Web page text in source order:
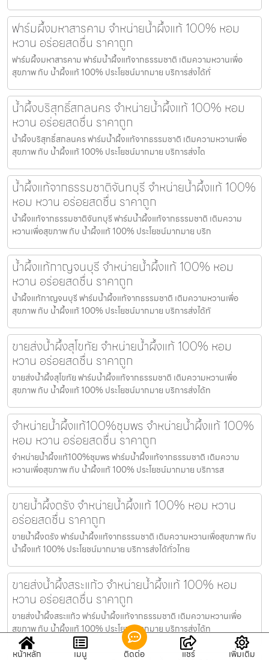
ฟาร์มผึ้งมหาสารคาม จำหน่ายน้ำผึ้งแท้ 100% หอม
หวาน อร่อยสดชื่น ราคาถูก
ฟาร์มผึ้งมหาสารคาม ฟาร์มน้ำผึ้งแท้จากธรรมชาติ เติมความหวานเพื่อ
สุขภาพ กับ น้ำผึ้งแท้ 100% ประโยชน์มากมาย บริการส่งได้ทั่
น้ำผึ้งบริสุทธิ์สกลนคร จำหน่ายน้ำผึ้งแท้ 100% หอม
หวาน อร่อยสดชื่น ราคาถูก
น้ำผึ้งบริสุทธิ์สกลนคร ฟาร์มน้ำผึ้งแท้จากธรรมชาติ เติมความหวานเพื่อ
สุขภาพ กับ น้ำผึ้งแท้ 100% ประโยชน์มากมาย บริการส่งได
น้ำผึ้งแท้จากธรรมชาติจันทบุรี จำหน่ายน้ำผึ้งแท้ 100%
หอม หวาน อร่อยสดชื่น ราคาถูก
น้ำผึ้งแท้จากธรรมชาติจันทบุรี ฟาร์มน้ำผึ้งแท้จากธรรมชาติ เติมความ
หวานเพื่อสุขภาพ กับ น้ำผึ้งแท้ 100% ประโยชน์มากมาย บริก
น้ำผึ้งแท้กาญจนบุรี จำหน่ายน้ำผึ้งแท้ 100% หอม
หวาน อร่อยสดชื่น ราคาถูก
น้ำผึ้งแท้กาญจนบุรี ฟาร์มน้ำผึ้งแท้จากธรรมชาติ เติมความหวานเพื่อ
สุขภาพ กับ น้ำผึ้งแท้ 100% ประโยชน์มากมาย บริการส่งได้ทั
ขายส่งน้ำผึ้งสุโขทัย จำหน่ายน้ำผึ้งแท้ 100% หอม
หวาน อร่อยสดชื่น ราคาถูก
ขายส่งน้ำผึ้งสุโขทัย ฟาร์มน้ำผึ้งแท้จากธรรมชาติ เติมความหวานเพื่อ
สุขภาพ กับ น้ำผึ้งแท้ 100% ประโยชน์มากมาย บริการส่งได้ท
จำหน่ายน้ำผึ้งแท้100%ชุมพร จำหน่ายน้ำผึ้งแท้ 100%
หอม หวาน อร่อยสดชื่น ราคาถูก
จำหน่ายน้ำผึ้งแท้100%ชุมพร ฟาร์มน้ำผึ้งแท้จากธรรมชาติ เติมความ
หวานเพื่อสุขภาพ กับ น้ำผึ้งแท้ 100% ประโยชน์มากมาย บริการส
ขายน้ำผึ้งตรัง จำหน่ายน้ำผึ้งแท้ 100% หอม หวาน
อร่อยสดชื่น ราคาถูก
ขายน้ำผึ้งตรัง ฟาร์มน้ำผึ้งแท้จากธรรมชาติ เติมความหวานเพื่อสุขภาพ กับ
น้ำผึ้งแท้ 100% ประโยชน์มากมาย บริการส่งได้ทั่วไทย
ขายส่งน้ำผึ้งสระแก้ว จำหน่ายน้ำผึ้งแท้ 100% หอม
หวาน อร่อยสดชื่น ราคาถูก
ขายส่งน้ำผึ้งสระแก้ว ฟาร์มน้ำผึ้งแท้จากธรรมชาติ เติมความหวานเพื่อ
สุขภาพ กับ น้ำผึ้งแท้ 100% ประโยชน์มากมาย บริการส่งได้ท
หน้าหลัก เมนู ติดต่อ แชร์ เพิ่มเติม